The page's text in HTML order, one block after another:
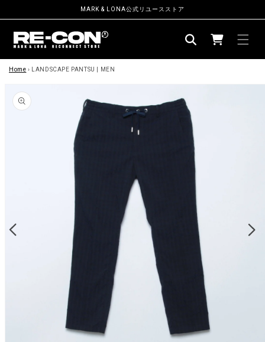
ツ
に
進
む
MARK & LONA公式リユースストア
ー
Home › LANDSCAPE PANTSU | MEN
商
品
情
ス